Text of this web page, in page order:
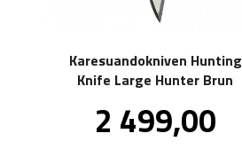
Karesuandokniven Hunting
Knife Large Hunter Brun
Pris
2 499,00mva.